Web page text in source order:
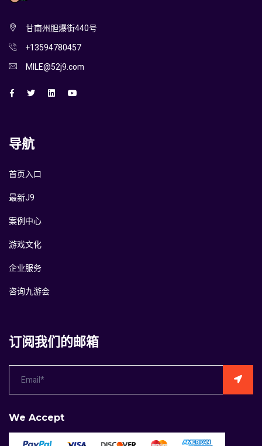
甘南州胆爆街440号
+13594780457
MILE@52j9.com
导航
首页入口
最新J9
案例中心
游戏文化
企业服务
咨询九游会
订阅我们的邮箱
We Accept